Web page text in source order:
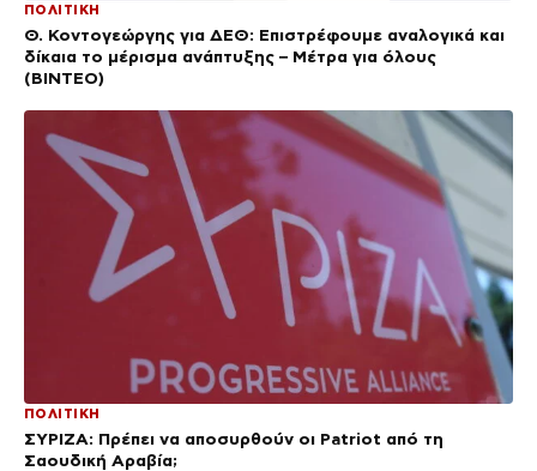
ΠΟΛΙΤΙΚΗ
Θ. Κοντογεώργης για ΔΕΘ: Επιστρέφουμε αναλογικά και
δίκαια το μέρισμα ανάπτυξης – Μέτρα για όλους
(BINTEO)
ΠΟΛΙΤΙΚΗ
ΣΥΡΙΖΑ: Πρέπει να αποσυρθούν οι Patriot από τη
Σαουδική Αραβία;